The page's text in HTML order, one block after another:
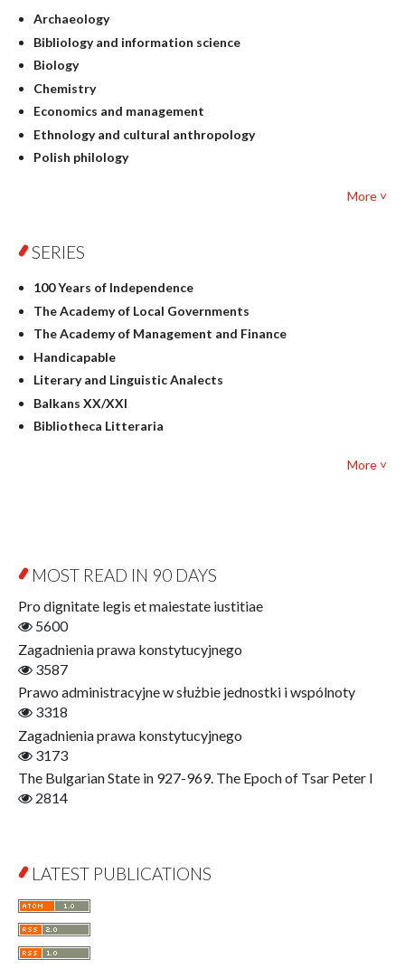
Archaeology
Bibliology and information science
Biology
Chemistry
Economics and management
Ethnology and cultural anthropology
Polish philology
Geography
Linguistics
Judaica
Culture and art
Literary Studies
Mathematics
Pedagogy
Textbooks for foreigners
Open Access
More ˅
SERIES
100 Years of Independence
The Academy of Local Governments
The Academy of Management and Finance
Handicapable
Literary and Linguistic Analects
Balkans XX/XXI
Bibliotheca Litteraria
Film! Scholars
Finance
Gerontology
Literary Interpretations
Jerzy Giedroyc and Witnesses of History
Winter of Life?
Linguistics
What Is Man?
Communication and Media
A Very Short Introduction
Literary Culture of Lodz
More ˅
MOST READ IN 90 DAYS
Pro dignitate legis et maiestate iustitiae
5600
Zagadnienia prawa konstytucyjnego
3587
Prawo administracyjne w służbie jednostki i wspólnoty
3318
Zagadnienia prawa konstytucyjnego
3173
The Bulgarian State in 927-969. The Epoch of Tsar Peter I
2814
LATEST PUBLICATIONS